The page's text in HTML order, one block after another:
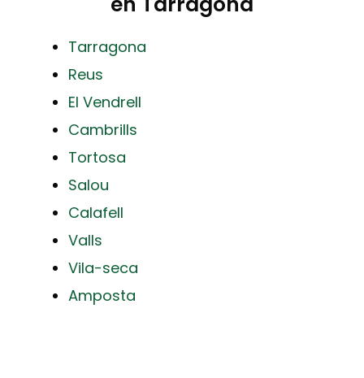
Tarragona
Reus
El Vendrell
Cambrills
Tortosa
Salou
Calafell
Valls
Vila-seca
Amposta